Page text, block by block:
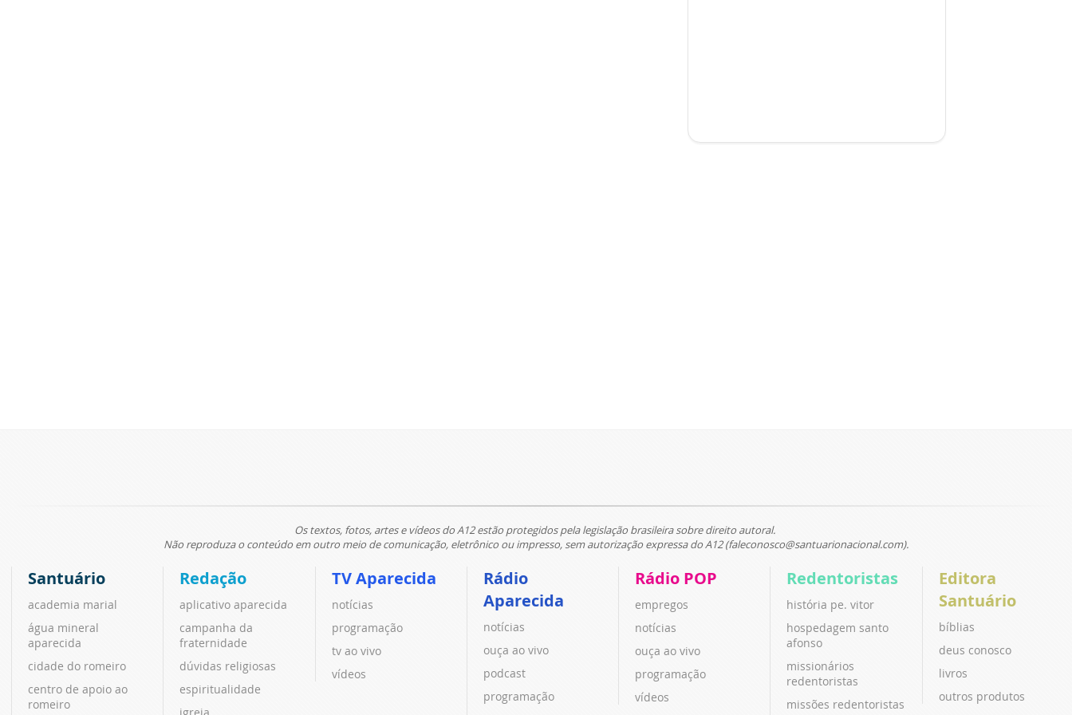
Os textos, fotos, artes e vídeos do A12 estão protegidos pela legislação brasileira sobre direito autoral.
Não reproduza o conteúdo em outro meio de comunicação, eletrônico ou impresso, sem autorização expressa do A12 (faleconosco@santuarionacional.com).
Santuário
academia marial
água mineral
aparecida
cidade do romeiro
centro de apoio ao
romeiro
Redação
aplicativo aparecida
campanha da
fraternidade
dúvidas religiosas
espiritualidade
igreja
TV Aparecida
notícias
programação
tv ao vivo
vídeos
Rádio
Aparecida
notícias
ouça ao vivo
podcast
programação
Rádio POP
empregos
notícias
ouça ao vivo
programação
vídeos
Redentoristas
história pe. vitor
hospedagem santo
afonso
missionários
redentoristas
missões redentoristas
Editora
Santuário
bíblias
deus conosco
livros
outros produtos